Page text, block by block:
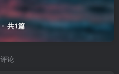
共1篇
评论